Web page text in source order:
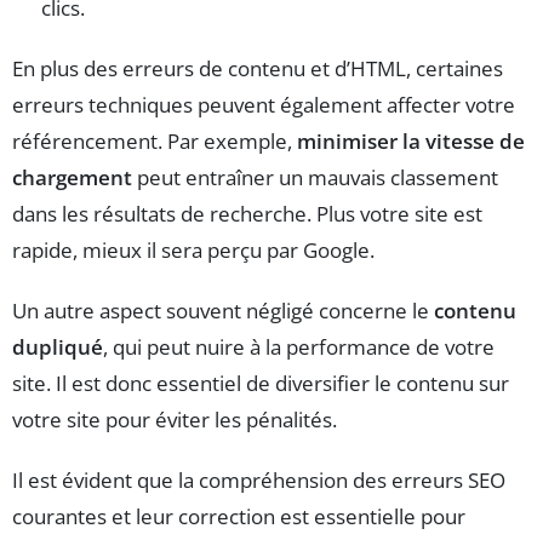
clics.
En plus des erreurs de contenu et d’HTML, certaines
erreurs techniques peuvent également affecter votre
référencement. Par exemple, minimiser la vitesse de
chargement peut entraîner un mauvais classement
dans les résultats de recherche. Plus votre site est
rapide, mieux il sera perçu par Google.
Un autre aspect souvent négligé concerne le contenu
dupliqué, qui peut nuire à la performance de votre
site. Il est donc essentiel de diversifier le contenu sur
votre site pour éviter les pénalités.
Il est évident que la compréhension des erreurs SEO
courantes et leur correction est essentielle pour